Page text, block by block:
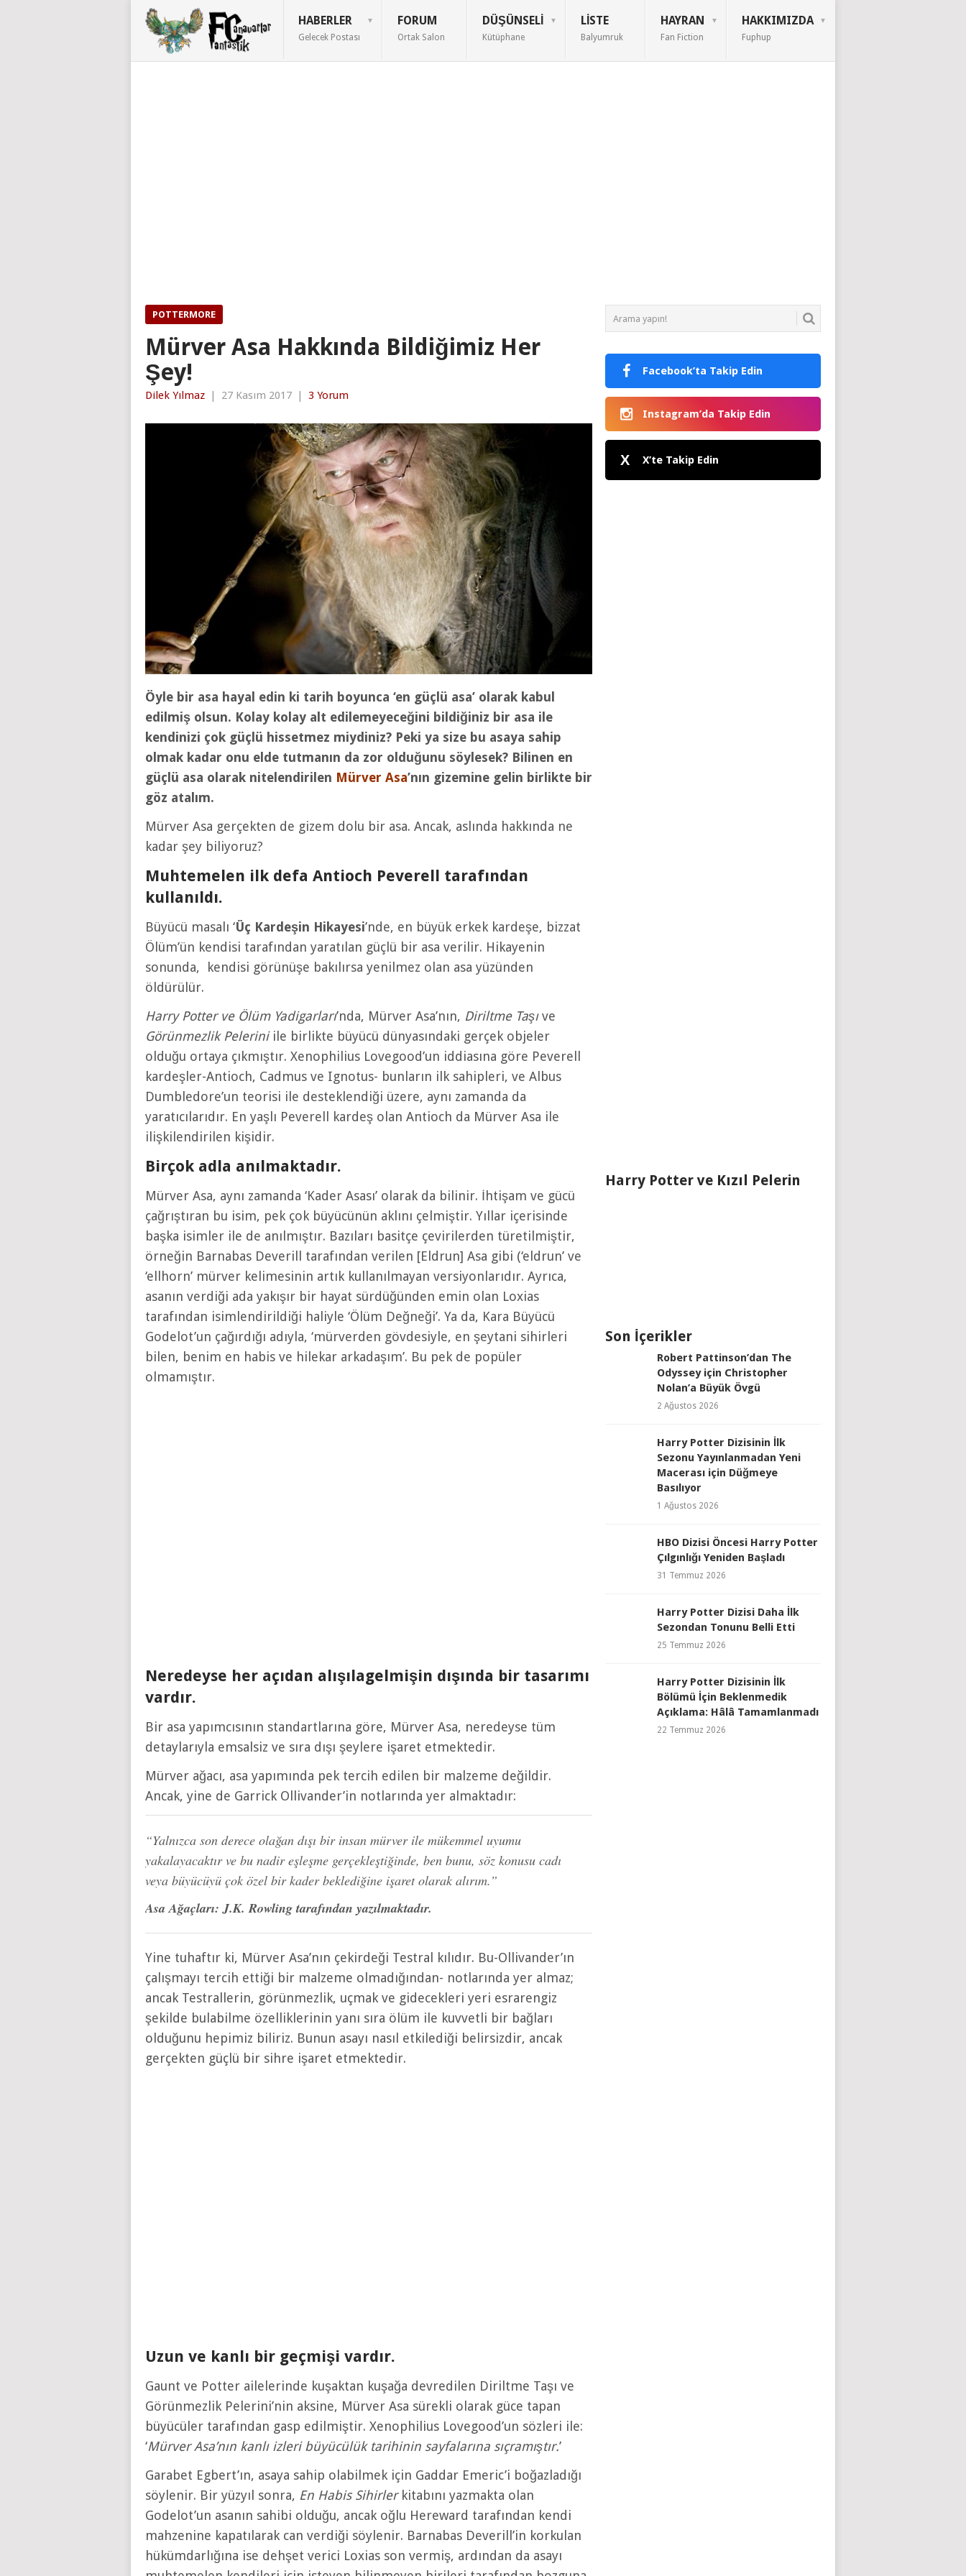
HABERLER
Gelecek Postası
FORUM
Ortak Salon
DÜŞÜNSELI
Kütüphane
LISTE
Balyumruk
HAYRAN
Fan Fiction
HAKKIMIZDA
Fuphup
POTTERMORE
Mürver Asa Hakkında Bildiğimiz Her
Şey!
Dilek Yılmaz | 27 Kasım 2017 | 3 Yorum
Öyle bir asa hayal edin ki tarih boyunca ‘en güçlü asa’ olarak kabul
edilmiş olsun. Kolay kolay alt edilemeyeceğini bildiğiniz bir asa ile
kendinizi çok güçlü hissetmez miydiniz? Peki ya size bu asaya sahip
olmak kadar onu elde tutmanın da zor olduğunu söylesek? Bilinen en
güçlü asa olarak nitelendirilen Mürver Asa’nın gizemine gelin birlikte bir
göz atalım.
Mürver Asa gerçekten de gizem dolu bir asa. Ancak, aslında hakkında ne
kadar şey biliyoruz?
Muhtemelen ilk defa Antioch Peverell tarafından
kullanıldı.
Büyücü masalı ‘Üç Kardeşin Hikayesi’nde, en büyük erkek kardeşe, bizzat
Ölüm’ün kendisi tarafından yaratılan güçlü bir asa verilir. Hikayenin
sonunda, kendisi görünüşe bakılırsa yenilmez olan asa yüzünden
öldürülür.
Harry Potter ve Ölüm Yadigarları’nda, Mürver Asa’nın, Diriltme Taşıve
Görünmezlik Peleriniile birlikte büyücü dünyasındaki gerçek objeler
olduğu ortaya çıkmıştır. Xenophilius Lovegood’un iddiasına göre Peverell
kardeşler-Antioch, Cadmus ve Ignotus- bunların ilk sahipleri, ve Albus
Dumbledore’un teorisi ile desteklendiği üzere, aynı zamanda da
yaratıcılarıdır. En yaşlı Peverell kardeş olan Antioch da Mürver Asa ile
ilişkilendirilen kişidir.
Birçok adla anılmaktadır.
Mürver Asa, aynı zamanda ‘Kader Asası’ olarak da bilinir. İhtişam ve gücü
çağrıştıran bu isim, pek çok büyücünün aklını çelmiştir. Yıllar içerisinde
başka isimler ile de anılmıştır. Bazıları basitçe çevirilerden türetilmiştir,
örneğin Barnabas Deverill tarafından verilen [Eldrun] Asa gibi (‘eldrun’ ve
‘ellhorn’ mürver kelimesinin artık kullanılmayan versiyonlarıdır. Ayrıca,
asanın verdiği ada yakışır bir hayat sürdüğünden emin olan Loxias
tarafından isimlendirildiği haliyle ‘Ölüm Değneği’. Ya da, Kara Büyücü
Godelot’un çağırdığı adıyla, ‘mürverden gövdesiyle, en şeytani sihirleri
bilen, benim en habis ve hilekar arkadaşım’. Bu pek de popüler
olmamıştır.
Neredeyse her açıdan alışılagelmişin dışında bir tasarımı
vardır.
Bir asa yapımcısının standartlarına göre, Mürver Asa, neredeyse tüm
detaylarıyla emsalsiz ve sıra dışı şeylere işaret etmektedir.
Mürver ağacı, asa yapımında pek tercih edilen bir malzeme değildir.
Ancak, yine de Garrick Ollivander’in notlarında yer almaktadır:
“Yalnızca son derece olağan dışı bir insan mürver ile mükemmel uyumu
yakalayacaktır ve bu nadir eşleşme gerçekleştiğinde, ben bunu, söz konusu cadı
veya büyücüyü çok özel bir kader beklediğine işaret olarak alırım.”
Asa Ağaçları: J.K. Rowling tarafından yazılmaktadır.
Yine tuhaftır ki, Mürver Asa’nın çekirdeği Testral kılıdır. Bu-Ollivander’ın
çalışmayı tercih ettiği bir malzeme olmadığından- notlarında yer almaz;
ancak Testrallerin, görünmezlik, uçmak ve gidecekleri yeri esrarengiz
şekilde bulabilme özelliklerinin yanı sıra ölüm ile kuvvetli bir bağları
olduğunu hepimiz biliriz. Bunun asayı nasıl etkilediği belirsizdir, ancak
gerçekten güçlü bir sihre işaret etmektedir.
Uzun ve kanlı bir geçmişi vardır.
Gaunt ve Potter ailelerinde kuşaktan kuşağa devredilen Diriltme Taşı ve
Görünmezlik Pelerini’nin aksine, Mürver Asa sürekli olarak güce tapan
büyücüler tarafından gasp edilmiştir. Xenophilius Lovegood’un sözleri ile:
‘Mürver Asa’nın kanlı izleri büyücülük tarihinin sayfalarına sıçramıştır.’
Garabet Egbert’ın, asaya sahip olabilmek için Gaddar Emeric’i boğazladığı
söylenir. Bir yüzyıl sonra, En Habis Sihirlerkitabını yazmakta olan
Godelot’un asanın sahibi olduğu, ancak oğlu Hereward tarafından kendi
mahzenine kapatılarak can verdiği söylenir. Barnabas Deverill’in korkulan
hükümdarlığına ise dehşet verici Loxias son vermiş, ardından da asayı
Facebook’ta Takip Edin
Instagram’da Takip Edin
X X’te Takip Edin
Harry Potter ve Kızıl Pelerin
Son İçerikler
Robert Pattinson’dan The
Odyssey için Christopher
Nolan’a Büyük Övgü
2 Ağustos 2026
Harry Potter Dizisinin İlk
Sezonu Yayınlanmadan Yeni
Macerası için Düğmeye
Basılıyor
1 Ağustos 2026
HBO Dizisi Öncesi Harry Potter
Çılgınlığı Yeniden Başladı
31 Temmuz 2026
Harry Potter Dizisi Daha İlk
Sezondan Tonunu Belli Etti
25 Temmuz 2026
Harry Potter Dizisinin İlk
Bölümü İçin Beklenmedik
Açıklama: Hâlâ Tamamlanmadı
22 Temmuz 2026